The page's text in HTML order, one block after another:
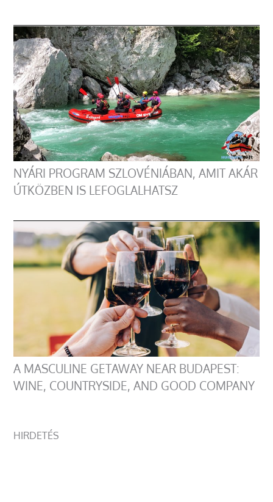
NYÁRI PROGRAM SZLOVÉNIÁBAN, AMIT AKÁR
ÚTKÖZBEN IS LEFOGLALHATSZ
A MASCULINE GETAWAY NEAR BUDAPEST:
WINE, COUNTRYSIDE, AND GOOD COMPANY
HIRDETÉS